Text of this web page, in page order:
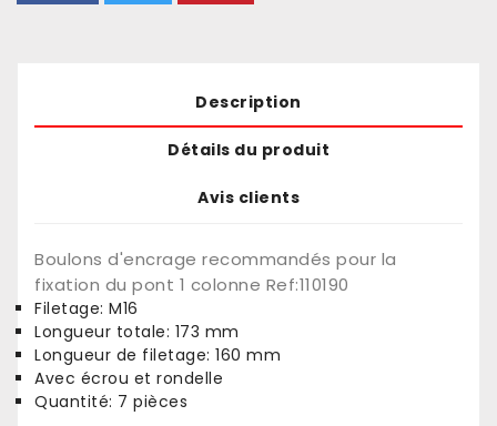
Description
Détails du produit
Avis clients
Boulons d'encrage recommandés pour la
fixation du pont 1 colonne Ref:110190
Filetage: M16
Longueur totale: 173 mm
Longueur de filetage: 160 mm
Avec écrou et rondelle
Quantité: 7 pièces